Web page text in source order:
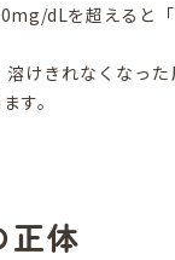
dLを超えると
溶けきれなくなっ
す。
正体